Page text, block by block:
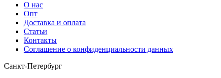
О нас
Опт
Доставка и оплата
Статьи
Контакты
Соглашение о конфиденциальности данных
Санкт-Петербург